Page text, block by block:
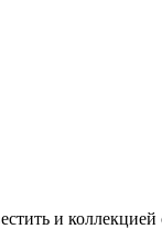
и коллекцией